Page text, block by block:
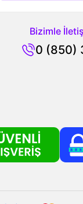
Bizimle
0 (850)